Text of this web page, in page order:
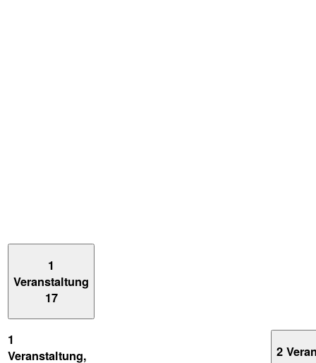
1
Veranstaltung
17
1
Veranstaltung,
2